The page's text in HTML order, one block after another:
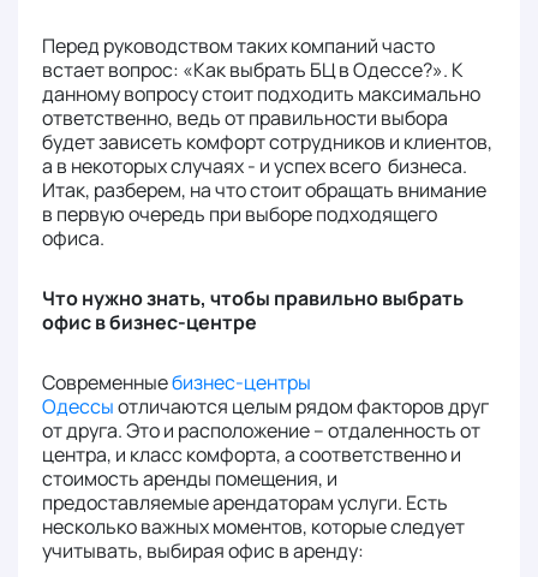
Перед руководством таких компаний часто
встает вопрос: «Как выбрать БЦ в Одессе?». К
данному вопросу стоит подходить максимально
ответственно, ведь от правильности выбора
будет зависеть комфорт сотрудников и клиентов,
а в некоторых случаях - и успех всего бизнеса.
Итак, разберем, на что стоит обращать внимание
в первую очередь при выборе подходящего
офиса.
Что нужно знать, чтобы правильно выбрать
офис в бизнес-центре
Современныебизнес-центры
Одессыотличаются целым рядом факторов друг
от друга. Это и расположение – отдаленность от
центра, и класс комфорта, а соответственно и
стоимость аренды помещения, и
предоставляемые арендаторам услуги. Есть
несколько важных моментов, которые следует
учитывать, выбирая офис в аренду: